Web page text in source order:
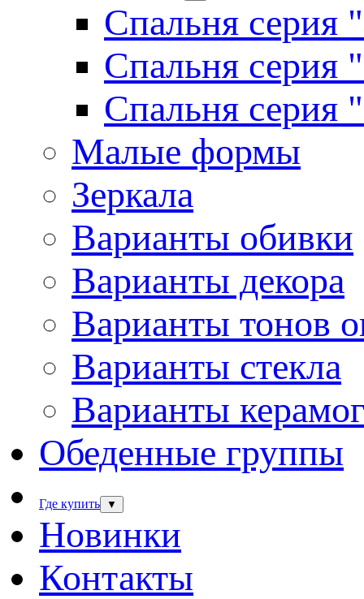
Спальня серия
Спальня серия
Спальня серия
Малые формы
Зеркала
Варианты обивки
Варианты декора
Варианты тонов
Варианты стекла
Варианты
Обеденные группы
Где купить ▼
Новинки
Контакты